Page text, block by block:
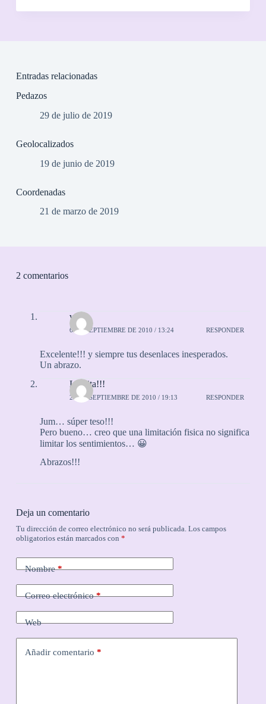
Entradas relacionadas
Pedazos
29 de julio de 2019
Geolocalizados
19 de junio de 2019
Coordenadas
21 de marzo de 2019
2 comentarios
vico
6 DE SEPTIEMBRE DE 2010 / 13:24 RESPONDER
Excelente!!! y siempre tus desenlaces inesperados.
Un abrazo.
Laurita!!!
25 DE SEPTIEMBRE DE 2010 / 19:13 RESPONDER
Jum… súper teso!!!
Pero bueno… creo que una limitación fisica no significa
limitar los sentimientos… 😀
Abrazos!!!
Deja un comentario
Tu dirección de correo electrónico no será publicada. Los campos
obligatorios están marcados con *
Nombre*
Correo electrónico*
Web
Añadir comentario *